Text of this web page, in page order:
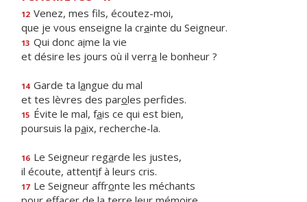
12 Venez, mes fls, écoutez-moi,
que je vous enseigne la crainte du Seigneur.
13 Qui donc aime la vie
et désire les jours où il verra le bonheur ?
14 Garde ta langue du mal
et tes lèvres des paroles perfides.
15 Évite le mal, fais ce qui est bien,
poursuis la paix, recherche-la.
16 Le Seigneur regarde les justes,
il écoute, attentif à leurs cris.
17 Le Seigneur affronte les méchants